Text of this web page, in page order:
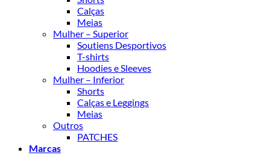
Calças
Meias
Mulher – Superior
Soutiens Desportivos
T-shirts
Hoodies e Sleeves
Mulher – Inferior
Shorts
Calças e Leggings
Meias
Outros
PATCHES
Marcas